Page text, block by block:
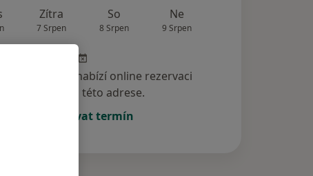
Zítra
7 Srpen
So
8 Srpen
Ne
9 Srpen
specialista nenabízí online rezervaci
termínu na této adrese.
Rezervovat termín